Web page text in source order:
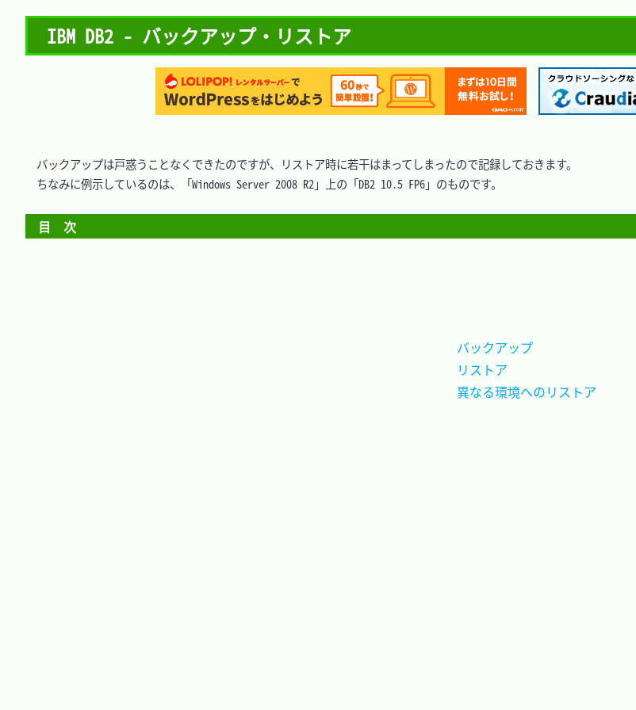
IBM DB2 - バックアップ・リストア
バックアップは戸惑うことなくできたのですが、リストア時に若干はまってしまったので記録しておきます。
ちなみに例示しているのは、「Windows Server 2008 R2」上の「DB2 10.5 FP6」のものです。
目　次